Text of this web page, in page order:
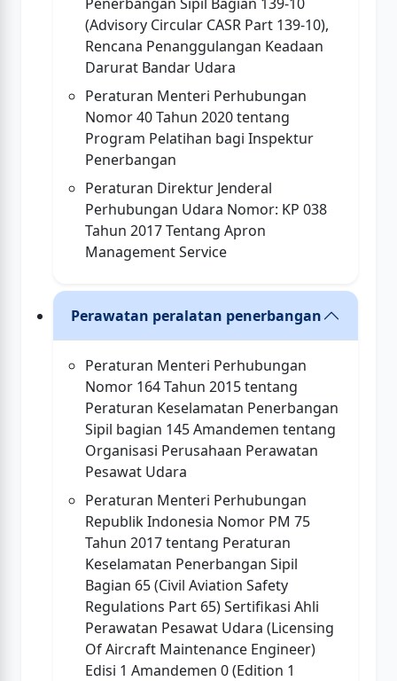
(Advisory Circular CASR Part 139-10),
Rencana Penanggulangan Keadaan
Darurat Bandar Udara
Peraturan Menteri Perhubungan
Nomor 40 Tahun 2020 tentang
Program Pelatihan bagi Inspektur
Penerbangan
Peraturan Direktur Jenderal
Perhubungan Udara Nomor: KP 038
Tahun 2017 Tentang Apron
Management Service
Perawatan peralatan penerbangan
Peraturan Menteri Perhubungan
Nomor 164 Tahun 2015 tentang
Peraturan Keselamatan Penerbangan
Sipil bagian 145 Amandemen tentang
Organisasi Perusahaan Perawatan
Pesawat Udara
Peraturan Menteri Perhubungan
Republik Indonesia Nomor PM 75
Tahun 2017 tentang Peraturan
Keselamatan Penerbangan Sipil
Bagian 65 (Civil Aviation Safety
Regulations Part 65) Sertifikasi Ahli
Perawatan Pesawat Udara (Licensing
Of Aircraft Maintenance Engineer)
Edisi 1 Amandemen 0 (Edition 1